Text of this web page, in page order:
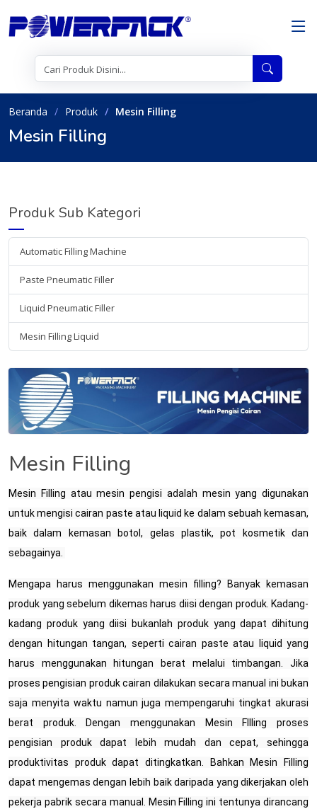
Beranda Produk Mesin Filling
Mesin Filling
Produk Sub Kategori
Automatic Filling Machine
Paste Pneumatic Filler
Liquid Pneumatic Filler
Mesin Filling Liquid
Mesin Filling
Mesin Filling atau mesin pengisi adalah mesin yang digunakan
untuk mengisi cairan paste atau liquid ke dalam sebuah kemasan,
baik dalam kemasan botol, gelas plastik, pot kosmetik dan
sebagainya.
Mengapa harus menggunakan mesin filling? Banyak kemasan
produk yang sebelum dikemas harus diisi dengan produk. Kadang-
kadang produk yang diisi bukanlah produk yang dapat dihitung
dengan hitungan tangan, seperti cairan paste atau liquid yang
harus menggunakan hitungan berat melalui timbangan. Jika
proses pengisian produk cairan dilakukan secara manual ini bukan
saja menyita waktu namun juga mempengaruhi tingkat akurasi
berat produk. Dengan menggunakan Mesin FIlling proses
pengisian produk dapat lebih mudah dan cepat, sehingga
produktivitas produk dapat ditingkatkan. Bahkan Mesin Filling
dapat mengemas dengan lebih baik daripada yang dikerjakan oleh
pekerja pabrik secara manual. Mesin Filling ini tentunya dirancang